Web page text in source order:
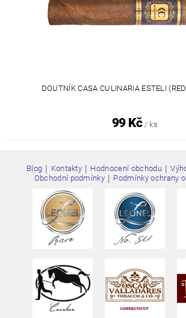
DOUTNÍK CASA CULINARIA ESTELI
99 Kč / ks
Blog Kontakty Hodnocení obchodu
Obchodní podmínky Podmínky ochrany